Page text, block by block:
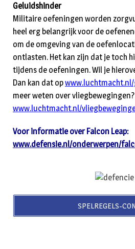
Geluidshinder
Militaire oefeningen worden
heel erg belangrijk voor de
om de omgeving van de
ontlasten. Het kan zijn dat je toch
tijdens de oefeningen. Wil je
Dan kan dat op
meer weten over
www.luchtmacht.nl/
Voor informatie over Falcon Leap:
www.defensie.nl/onderwerpen/
SPELREGELS-